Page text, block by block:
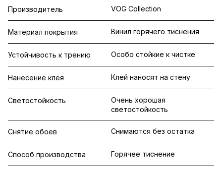
Производитель VOG Collection
Материал покрытия Винил горячего тиснения
Устойчивость к трению Особо стойкие к чистке
Нанесение клея Клей наносят на стену
Светостойкость
Очень хорошая
светостойкость
Снятие обоев Снимаются без остатка
Способ производства Горячее тиснение